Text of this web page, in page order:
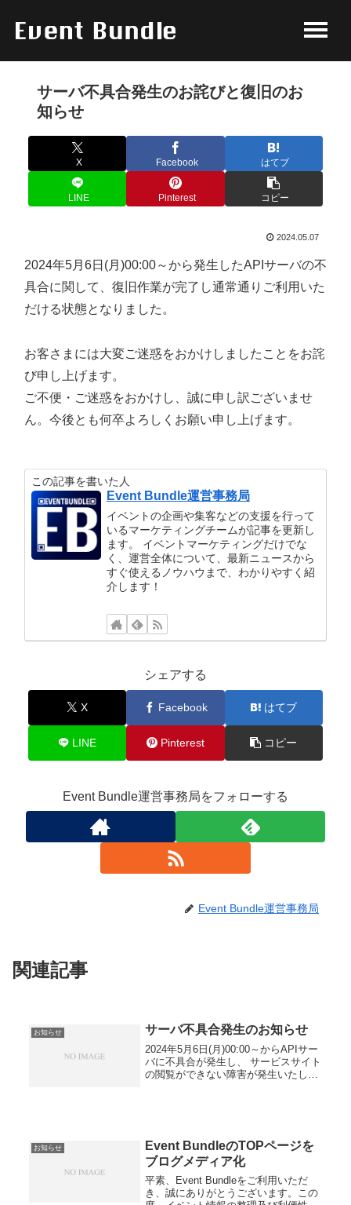
サーバ不具合発生のお詫びと復旧のお
知らせ
X Facebook はてブ
LINE Pinterest コピー
2024.05.07
2024年5月6日(月)00:00～から発生したAPIサーバの不
具合に関して、復旧作業が完了し通常通りご利用いた
だける状態となりました。
お客さまには大変ご迷惑をおかけしましたことをお詫
び申し上げます。
ご不便・ご迷惑をおかけし、誠に申し訳ございませ
ん。今後とも何卒よろしくお願い申し上げます。
この記事を書いた人
Event Bundle運営事務局
イベントの企画や集客などの支援を行って
いるマーケティングチームが記事を更新し
ます。 イベントマーケティングだけでな
く、運営全体について、最新ニュースから
すぐ使えるノウハウまで、わかりやすく紹
介します！
シェアする
X Facebook はてブ
LINE Pinterest コピー
Event Bundle運営事務局をフォローする
Event Bundle運営事務局
関連記事
お知らせ サーバ不具合発生のお知らせ
2024年5月6日(月)00:00～からAPIサー
バに不具合が発生し、 サービスサイト
の閲覧ができない障害が発生いたしま
お知らせ
Event BundleのTOPページを
ブログメディア化
平素、Event Bundleをご利用いただ
き、誠にありがとうございます。この